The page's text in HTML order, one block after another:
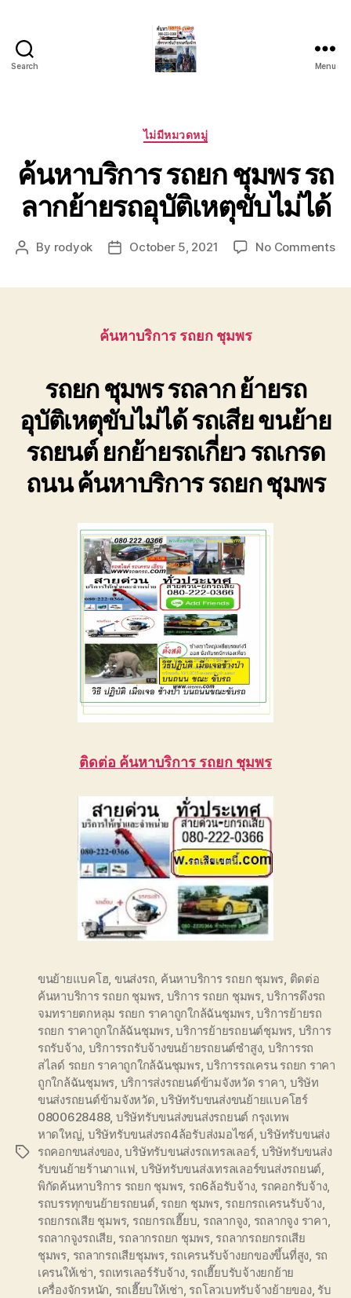
Search
ลาก
รถ
สไลด์
ชลบุรี
24
ชั่วโมง
0802220366
Menu
Categories
ไม่มีหมวดหมู่
ค้นหาบริการ รถยก ชุมพร รถ
ลากย้ายรถอุบัติเหตุขับไม่ได้
Post
By rodyok
PostOctober 5, 2021 No Commentson
ค้นหาบริการ รถยก ชุมพร
รถยก ชุมพร รถลาก ย้ายรถ
อุบัติเหตุขับไม่ได้ รถเสีย ขนย้าย
รถยนต์ ยกย้ายรถเกี่ยว รถเกรด
ถนน ค้นหาบริการ รถยก ชุมพร
ติดต่อ ค้นหาบริการ รถยก ชุมพร
Tags
ขนย้ายแบคโฮ ขนส่งรถ ค้นหาบริการ รถยก ชุมพร ติดต่อ
ค้นหาบริการ รถยก ชุมพร บริการ รถยก ชุมพร,บริการดึงรถ
จมทรายตกหลุม รถยก ราคาถูกใกล้ฉันชุมพร,บริการย้ายรถ
รถยก ราคาถูกใกล้ฉันชุมพร,บริการย้ายรถยนต์ชุมพร บริการ
รถรับจ้าง บริการรถรับจ้างขนย้ายรถยนต์ซำสูง, บริการรถ
สไลด์ รถยก ราคาถูกใกล้ฉันชุมพร,บริการรถเครน รถยก ราคา
ถูกใกล้ฉันชุมพร บริการส่งรถยนต์ข้ามจังหวัด ราคา บริษัท
ขนส่งรถยนต์ข้ามจังหวัด ,บริษัทรับขนส่งขนย้ายแบคโฮร์
0800628488, บริษัทรับขนส่งขนส่งรถยนต์ กรุงเทพ
หาดใหญ่ บริษัทรับขนส่งรถ4ล้อรับส่งมอไซค์,บริษัทรับขนส่ง
รถคอกขนส่งของ,บริษัทรับขนส่งรถเทรลเลอร์, บริษัทรับขนส่ง
รับขนย้ายร้านกาแฟ บริษัทรับขนส่งเทรลเลอร์ขนส่งรถยนต์
พิกัดค้นหาบริการ รถยก ชุมพร, รถ6ล้อรับจ้าง, รถคอกรับจ้าง,
รถบรรทุกขนย้ายรถยนต์, รถยก ชุมพร, รถยกรถเครนรับจ้าง,
รถยกรถเสีย ชุมพร, รถยกรถเฮี๊ยบ รถลากจูง รถลากจูง ราคา
รถลากจูงรถเสีย รถลากรถยก ชุมพร, รถลากรถยกรถเสีย
ชุมพร รถลากรถเสียชุมพร, รถเครนรับจ้างยกของขึ้นที่สูง รถ
เครนให้เช่า รถเทรเลอร์รับจ้าง, รถเฮี๊ยบรับจ้างยกย้าย
เครื่องจักรหนัก รถเฮี๊ยบให้เช่า รถโลวเบทรับจ้างย้ายของ, รับ